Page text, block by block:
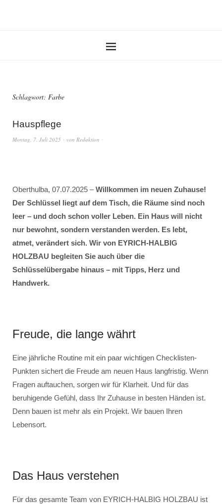
Schlagwort: Farbe
Hauspflege
Montag, 7. Juli 2025 von Redaktion
Oberthulba, 07.07.2025 –Willkommen im neuen Zuhause!
Der Schlüssel liegt auf dem Tisch, die Räume sind noch
leer – und doch schon voller Leben. Ein Haus will nicht
nur bewohnt, sondern verstanden werden. Es lebt,
atmet, verändert sich. Wir von EYRICH-HALBIG
HOLZBAU begleiten Sie auch über die
Schlüsselübergabe hinaus – mit Tipps, Herz und
Handwerk.
Freude, die lange währt
Eine jährliche Routine mit ein paar wichtigen Checklisten-
Punkten sichert die Freude am neuen Haus langfristig. Wenn
Fragen auftauchen, sorgen wir für Klarheit. Und für das
beruhigende Gefühl, dass Ihr Zuhause in besten Händen ist.
Denn bauen ist mehr als ein Projekt. Wir bauen Ihren
Lebensort.
Das Haus verstehen
Für das gesamte Team von EYRICH-HALBIG HOLZBAU ist